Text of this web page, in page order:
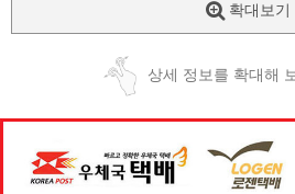
확대보기
상세 정보를 확대해